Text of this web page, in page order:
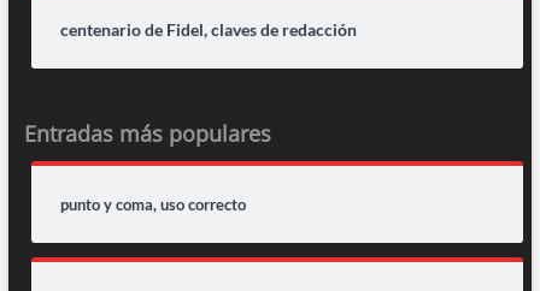
centenario de Fidel, claves de redacción
Entradas más populares
punto y coma, uso correcto